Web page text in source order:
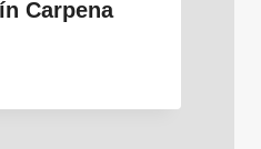
Carpena